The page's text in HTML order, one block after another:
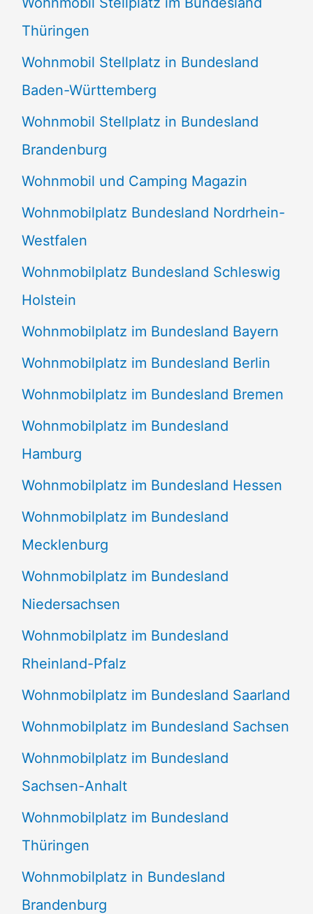
Thüringen
Wohnmobil Stellplatz in Bundesland
Baden-Württemberg
Wohnmobil Stellplatz in Bundesland
Brandenburg
Wohnmobil und Camping Magazin
Wohnmobilplatz Bundesland Nordrhein-
Westfalen
Wohnmobilplatz Bundesland Schleswig
Holstein
Wohnmobilplatz im Bundesland Bayern
Wohnmobilplatz im Bundesland Berlin
Wohnmobilplatz im Bundesland Bremen
Wohnmobilplatz im Bundesland
Hamburg
Wohnmobilplatz im Bundesland Hessen
Wohnmobilplatz im Bundesland
Mecklenburg
Wohnmobilplatz im Bundesland
Niedersachsen
Wohnmobilplatz im Bundesland
Rheinland-Pfalz
Wohnmobilplatz im Bundesland Saarland
Wohnmobilplatz im Bundesland Sachsen
Wohnmobilplatz im Bundesland
Sachsen-Anhalt
Wohnmobilplatz im Bundesland
Thüringen
Wohnmobilplatz in Bundesland
Brandenburg